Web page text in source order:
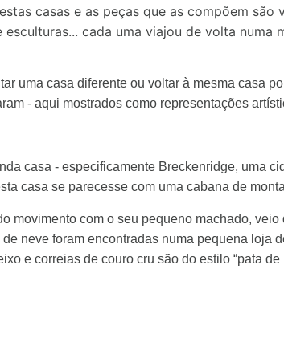
casas e as peças que as compõem
cada uma viajou de volta
uma casa diferente ou voltar à mesma casa
- aqui mostrados como representações
casa - especificamente Breckenridge, uma
casa se parecesse com uma cabana de
movimento com o seu pequeno machado,
neve foram encontradas numa pequena loja
e correias de couro cru são do estilo “pata